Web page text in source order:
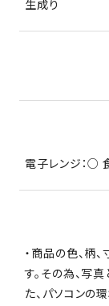
生成り
電子レンジ：○
・商品の色、柄
す。その為、写
た、パソコンの